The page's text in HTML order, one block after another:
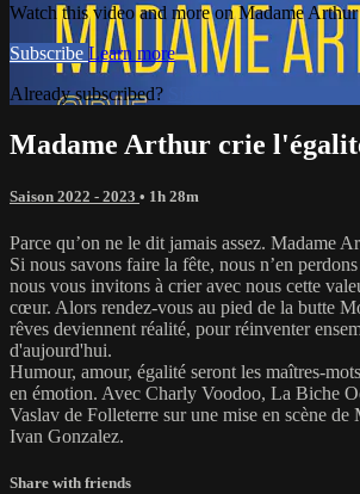
Watch this video and more on Madame
Subscribe Learn more
Already subscribed?
Madame Arthur crie
Saison 2022 - 2023 • 1h 28m
Parce qu’on ne le dit jamais assez. Madame
Si nous savons faire la fête, nous n’en
nous vous invitons à crier avec nous cette
cœur. Alors rendez-vous au pied de la butte
rêves deviennent réalité, pour réinventer
d'aujourd'hui.
Humour, amour, égalité seront les maîtres-
en émotion. Avec Charly Voodoo, La Biche
Vaslav de Folleterre sur une mise en scène de
Ivan Gonzalez.
Share with friends